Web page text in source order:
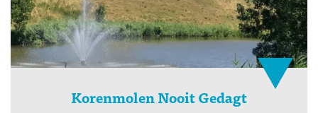
Korenmolen Nooit Gedagt